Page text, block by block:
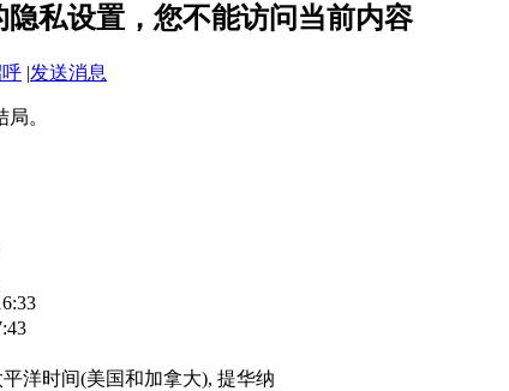
私设置，您不能访问当前内容
|发送消息
。
洋时间(美国和加拿大), 提华纳